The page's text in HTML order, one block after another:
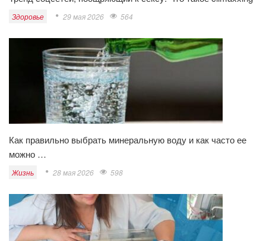
Здоровье 29 мая 2026 564
Как правильно выбрать минеральную воду и как часто ее
можно …
Жизнь 28 мая 2026 598